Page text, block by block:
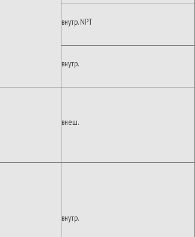
внутр. NPT
внутр.
внеш.
внутр.